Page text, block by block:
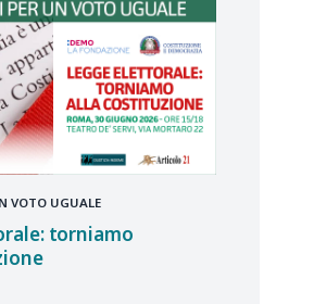
VOTO UGUALE
torniamo